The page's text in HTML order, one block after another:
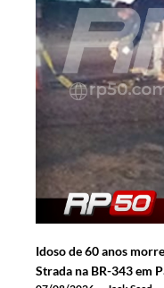
Idoso de 60 anos
Strada na BR-343 em